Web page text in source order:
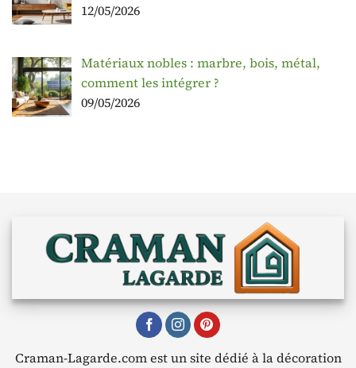
12/05/2026
Matériaux nobles : marbre, bois, métal,
comment les intégrer ?
09/05/2026
Craman-Lagarde.com est un site dédié à la décoration